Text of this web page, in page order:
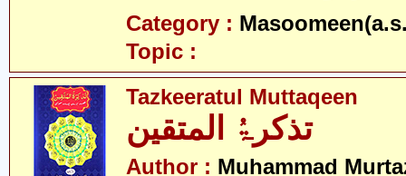
Category :
Topic :
Tazkeeratul Muttaqeen
تذکرۃُ المتقین
Author : Muhammad